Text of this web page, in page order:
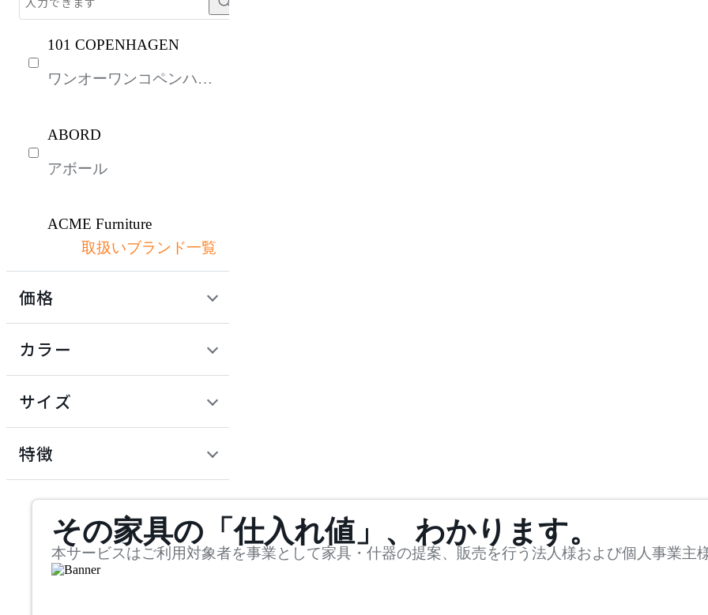
101 COPENHAGEN
ワンオーワンコペンハー
ABORD
アボール
ACME Furniture
アクメファニチャー
アダル
ADAL TOTAL INTERIOR
アコレクション
アドレス
取扱いブランド一覧
価格
カラー
サイズ
mm
検索
~
特徴
その家具の「仕入れ値」、わかります。
本サービスはご利用対象者を事業として家具・什器の提案、販売を行う法人様および個人事業主